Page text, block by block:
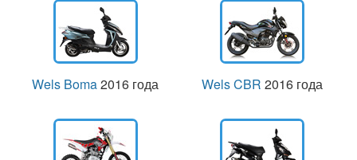
Wels Boma2016 года Wels CBR 2016 года